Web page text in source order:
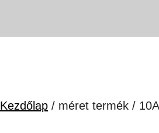
Kezdőlap / méret termék / 10A